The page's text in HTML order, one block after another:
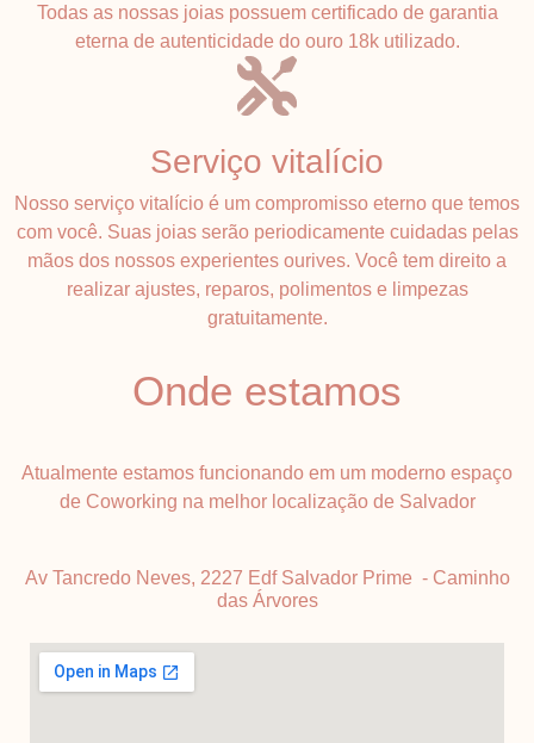
Todas as nossas joias possuem certificado de garantia
eterna de autenticidade do ouro 18k utilizado.
Serviço vitalício
Nosso serviço vitalício é um compromisso eterno que temos
com você. Suas joias serão periodicamente cuidadas pelas
mãos dos nossos experientes ourives. Você tem direito a
realizar ajustes, reparos, polimentos e limpezas
gratuitamente.
Onde estamos
Atualmente estamos funcionando em um moderno espaço
de Coworking na melhor localização de Salvador
Av Tancredo Neves, 2227 Edf Salvador Prime - Caminho
das Árvores